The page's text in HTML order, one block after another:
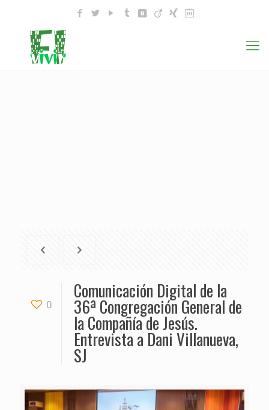
0
Comunicación Digital de la
36ª Congregación General de
la Compañía de Jesús.
Entrevista a Dani Villanueva,
SJ